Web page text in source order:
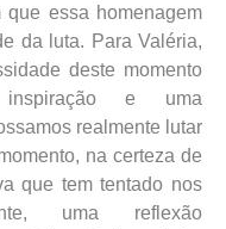
essa homenagem
da luta. Para Valéria,
deste momento
e uma
realmente lutar
na certeza de
que tem tentado nos
uma reflexão